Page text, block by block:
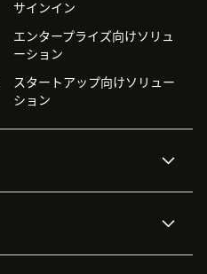
サインイン
エンタープライズ向けソリュ
ーション
スタートアップ向けソリュー
ション
ナレッジベース